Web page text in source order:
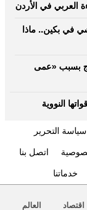
العربي في الأردن
في بكين.. ماذا
بسبب «عمى
النووية
سياسة التحرير
اتصل بنا
خدماتنا
اقتصاد العالم